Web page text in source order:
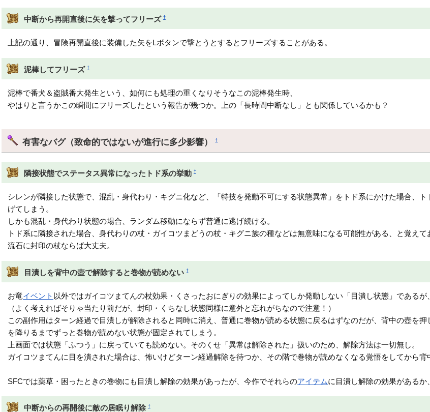
中断から再開直後に矢を撃ってフリーズ †
上記の通り、冒険再開直後に装備した矢をLボタンで撃とうとするとフリーズすることがある。
泥棒してフリーズ †
泥棒で番犬＆盗賊番大発生という、如何にも処理の重くなりそうなこの泥棒発生時、
やはりと言うかこの瞬間にフリーズしたという報告が幾つか。上の「長時間中断なし」とも関係しているかも？
有害なバグ（致命的ではないが進行に多少影響）†
隣接状態でステータス異常になったトド系の挙動 †
シレンが隣接した状態で、混乱・身代わり・キグニ化など、「特技を発動不可にする状態異常」をトド系にかけた場合、
げてしまう。
しかも混乱・身代わり状態の場合、ランダム移動にならず普通に逃げ続ける。
トド系に隣接された場合、身代わりの杖・ガイコツまどうの杖・キグニ族の種などは無意味になる可能性がある、と覚えて
流石に封印の杖ならば大丈夫。
目潰しを背中の壺で解除すると巻物が読めない †
お竜イベント 以外ではガイコツまてんの杖効果・くさったおにぎりの効果によってしか発動しない「目潰し状態」である
（よく考えればそりゃ当たり前だが、封印・くちなし状態同様に意外と忘れがちなので注意！）
この副作用はターン経過で目潰しが解除されると同時に消え、普通に巻物が読める状態に戻るはずなのだが、背中の壺を
を降りるまでずっと巻物が読めない状態が固定されてしまう。
上画面では状態「ふつう」に戻っていても読めない。そのくせ「異常は解除された」扱いのため、解除方法は一切無し。
ガイコツまてんに目を潰された場合は、怖いけどターン経過解除を待つか、その階で巻物が読めなくなる覚悟をしてから背
SFCでは薬草・困ったときの巻物にも目潰し解除の効果があったが、今作でそれらのアイテムに目潰し解除の効果があるか
中断からの再開後に敵の居眠り解除 †